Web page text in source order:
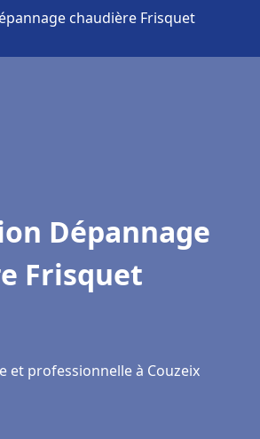
chaudière Frisquet
Dépannage
Frisquet
et professionnelle à Couzeix